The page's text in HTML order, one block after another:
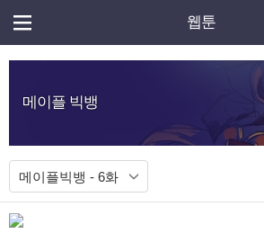
웹툰
메이플 빅뱅
메이플빅뱅 - 6화